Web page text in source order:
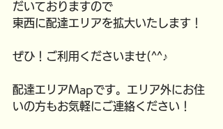
だいておりますので
東西に配達エリアを拡大いたします！
ぜひ！ご利用くださいませ(^^♪
配達エリアMapです。エリア外にお住
いの方もお気軽にご連絡ください！